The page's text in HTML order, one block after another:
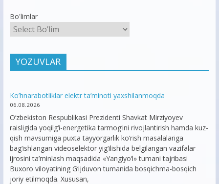
Bo'limlar
YOZUVLAR
Ko’hnarabotliklar elektr ta’minoti yaxshilanmoqda
06.08.2026
O‘zbekiston Respublikasi Prezidenti Shavkat Mirziyoyev
raisligida yoqilg‘i-energetika tarmog‘ini rivojlantirish hamda kuz-
qish mavsumiga puxta tayyorgarlik ko‘rish masalalariga
bag‘ishlangan videoselektor yig‘ilishida belgilangan vazifalar
ijrosini ta’minlash maqsadida «Yangiyo‘l» tumani tajribasi
Buxoro viloyatining G‘ijduvon tumanida bosqichma-bosqich
joriy etilmoqda. Xususan,